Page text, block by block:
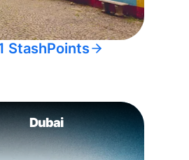
StashPoints
Dubai